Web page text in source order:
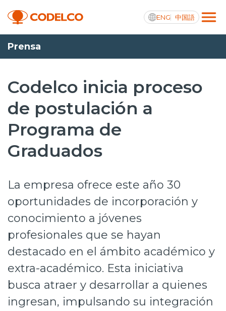
ENG 中国語
Transparencia activa
Nosotros
Operaciones
Proyectos
Innovación
Inversionistas
Prensa
Transparencia activa
Canales de denuncia
Prensa
Codelco inicia proceso
de postulación a
Programa de
Graduados
La empresa ofrece este año 30
oportunidades de incorporación y
conocimiento a jóvenes
profesionales que se hayan
destacado en el ámbito académico y
extra-académico. Esta iniciativa
busca atraer y desarrollar a quienes
ingresan, impulsando su integración